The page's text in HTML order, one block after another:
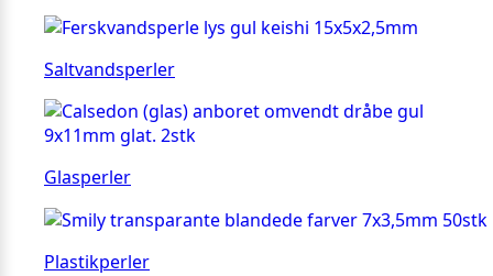
Saltvandsperler
Glasperler
Plastikperler